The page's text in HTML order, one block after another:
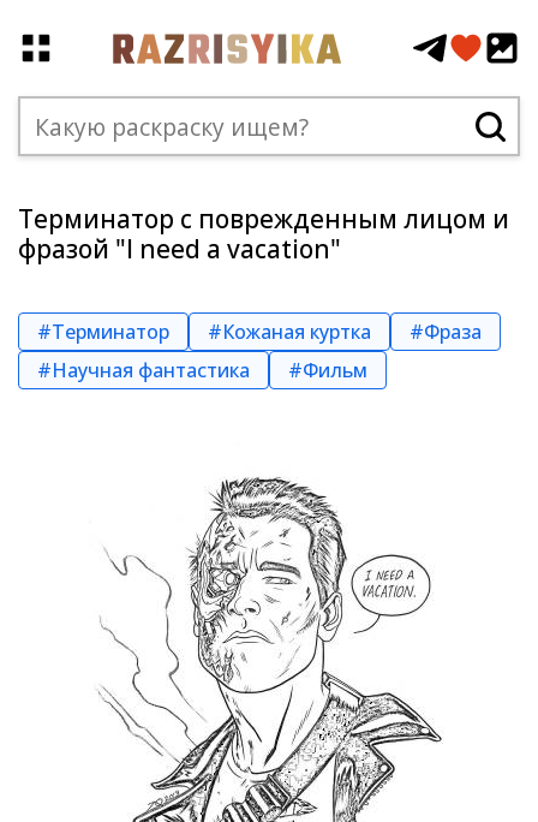
Терминатор с поврежденным лицом и
фразой "I need a vacation"
#Терминатор #Кожаная куртка
#Фраза
#Научная фантастика
#Фильм